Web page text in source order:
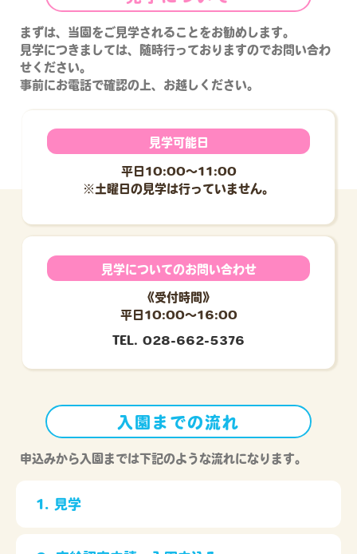
まずは、当園をご見学されることをお勧めします。
見学につきましては、随時行っておりますのでお問い合わ
せください。
事前にお電話で確認の上、お越しください。
見学可能日
平日10:00～11:00
※土曜日の見学は行っていません。
見学についてのお問い合わせ
《受付時間》
平日10:00～16:00
TEL. 028-662-5376
入園までの流れ
申込みから入園までは下記のような流れになります。
1. 見学